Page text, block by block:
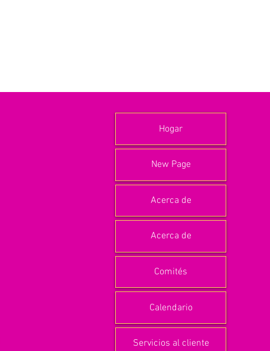
Hogar
New Page
Acerca de
Acerca de
Comités
Calendario
Servicios al cliente